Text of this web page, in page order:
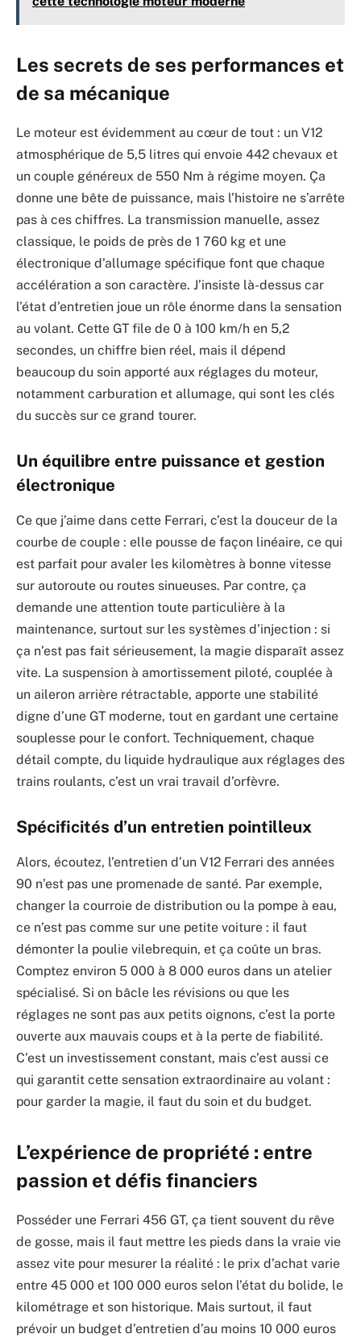
Les secrets de ses performances et
de sa mécanique
Le moteur est évidemment au cœur de tout : un V12
atmosphérique de 5,5 litres qui envoie 442 chevaux et
un couple généreux de 550 Nm à régime moyen. Ça
donne une bête de puissance, mais l’histoire ne s’arrête
pas à ces chiffres. La transmission manuelle, assez
classique, le poids de près de 1 760 kg et une
électronique d’allumage spécifique font que chaque
accélération a son caractère. J’insiste là-dessus car
l’état d’entretien joue un rôle énorme dans la sensation
au volant. Cette GT file de 0 à 100 km/h en 5,2
secondes, un chiffre bien réel, mais il dépend
beaucoup du soin apporté aux réglages du moteur,
notamment carburation et allumage, qui sont les clés
du succès sur ce grand tourer.
Un équilibre entre puissance et gestion
électronique
Ce que j’aime dans cette Ferrari, c’est la douceur de la
courbe de couple : elle pousse de façon linéaire, ce qui
est parfait pour avaler les kilomètres à bonne vitesse
sur autoroute ou routes sinueuses. Par contre, ça
demande une attention toute particulière à la
maintenance, surtout sur les systèmes d’injection : si
ça n’est pas fait sérieusement, la magie disparaît assez
vite. La suspension à amortissement piloté, couplée à
un aileron arrière rétractable, apporte une stabilité
digne d’une GT moderne, tout en gardant une certaine
souplesse pour le confort. Techniquement, chaque
détail compte, du liquide hydraulique aux réglages des
trains roulants, c’est un vrai travail d’orfèvre.
Spécificités d’un entretien pointilleux
Alors, écoutez, l’entretien d’un V12 Ferrari des années
90 n’est pas une promenade de santé. Par exemple,
changer la courroie de distribution ou la pompe à eau,
ce n’est pas comme sur une petite voiture : il faut
démonter la poulie vilebrequin, et ça coûte un bras.
Comptez environ 5 000 à 8 000 euros dans un atelier
spécialisé. Si on bâcle les révisions ou que les
réglages ne sont pas aux petits oignons, c’est la porte
ouverte aux mauvais coups et à la perte de fiabilité.
C’est un investissement constant, mais c’est aussi ce
qui garantit cette sensation extraordinaire au volant :
pour garder la magie, il faut du soin et du budget.
L’expérience de propriété : entre
passion et défis financiers
Posséder une Ferrari 456 GT, ça tient souvent du rêve
de gosse, mais il faut mettre les pieds dans la vraie vie
assez vite pour mesurer la réalité : le prix d’achat varie
entre 45 000 et 100 000 euros selon l’état du bolide, le
kilométrage et son historique. Mais surtout, il faut
prévoir un budget d’entretien d’au moins 10 000 euros